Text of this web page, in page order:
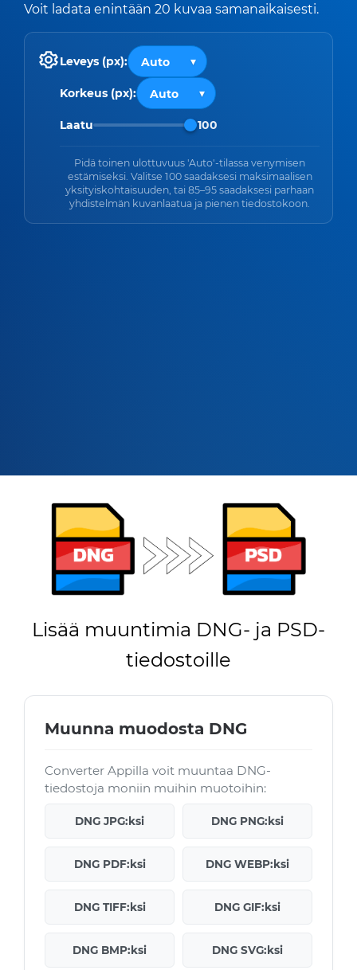
Voit ladata enintään 20 kuvaa samanaikaisesti.
Leveys (px):
Korkeus (px):
Laatu 100
Pidä toinen ulottuvuus 'Auto'-tilassa venymisen
estämiseksi. Valitse 100 saadaksesi maksimaalisen
yksityiskohtaisuuden, tai 85–95 saadaksesi parhaan
yhdistelmän kuvanlaatua ja pienen tiedostokoon.
Lisää muuntimia DNG- ja PSD-
tiedostoille
Muunna muodosta DNG
Converter Appilla voit muuntaa DNG-
tiedostoja moniin muihin muotoihin:
DNG JPG:ksi DNG PNG:ksi
DNG PDF:ksi DNG WEBP:ksi
DNG TIFF:ksi DNG GIF:ksi
DNG BMP:ksi DNG SVG:ksi